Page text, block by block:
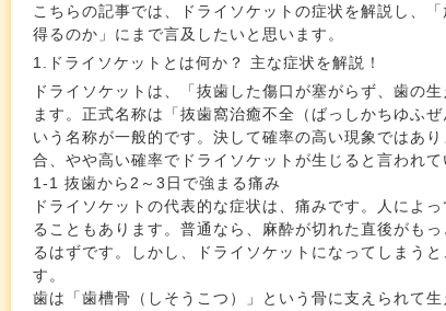
こちらの記事では、ドライソケットの症状を解説し、
得るのか」にまで言及したいと思います。
1.ドライソケットとは何か？ 主な症状を解説！
ドライソケットは、「抜歯した傷口が塞がらず、歯の
ます。正式名称は「抜歯窩治癒不全（ばっしかちゆふ
いう名称が一般的です。決して確率の高い現象ではあ
合、やや高い確率でドライソケットが生じると言われて
1-1 抜歯から2～3日で強まる痛み
ドライソケットの代表的な症状は、痛みです。人によ
ることもあります。普通なら、麻酔が切れた直後がも
るはずです。しかし、ドライソケットになってしまう
す。
歯は「歯槽骨（しそうこつ）」という骨に支えられて